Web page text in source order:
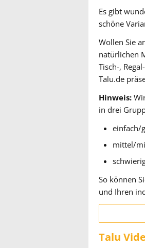
Es gibt
schöne
Wollen Sie
natürlichen
Tisch-,
Talu.de
Hinweis:
in drei
einfach/
mittel/
So können
und Ihren
Talu